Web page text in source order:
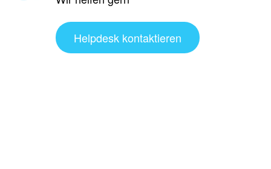
Helpdesk kontaktieren